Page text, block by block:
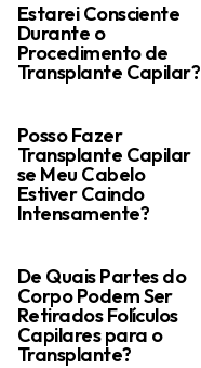
Estarei Consciente
Durante o
Procedimento de
Transplante Capilar?
Posso Fazer
Transplante Capilar
se Meu Cabelo
Estiver Caindo
Intensamente?
De Quais Partes do
Corpo Podem Ser
Retirados Folículos
Capilares para o
Transplante?